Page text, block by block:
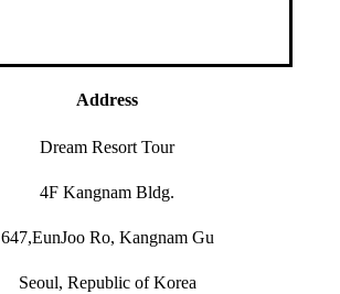
Address
Dream Resort Tour
4F Kangnam Bldg.
647,EunJoo Ro, Kangnam Gu
Seoul, Republic of Korea